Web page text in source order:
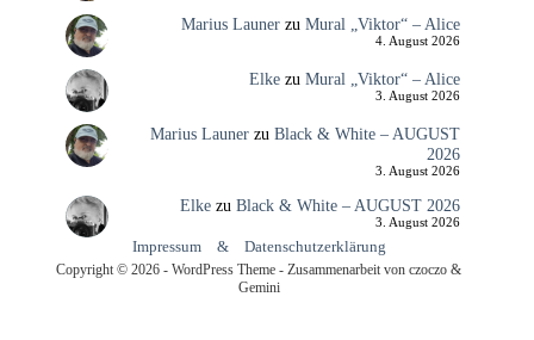
Marius Launerzu Mural „Viktor“ – Alice
4. August 2026
Elkezu Mural „Viktor“ – Alice
3. August 2026
Marius Launerzu Black & White – AUGUST
2026
3. August 2026
Elkezu Black & White – AUGUST 2026
3. August 2026
Impressum & Datenschutzerklärung
Copyright © 2026 - WordPress Theme - Zusammenarbeit von czoczo &
Gemini